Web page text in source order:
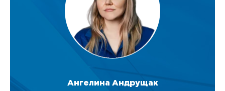
Ангелина Андрущак